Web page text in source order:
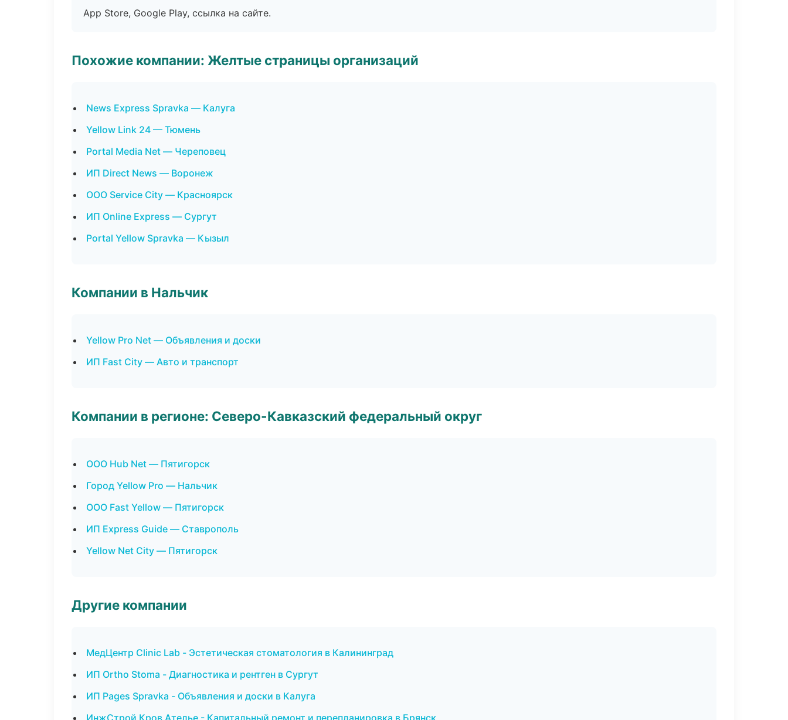
App Store, Google Play, ссылка на сайте.
Похожие компании: Желтые страницы организаций
News Express Spravka — Калуга
Yellow Link 24 — Тюмень
Portal Media Net — Череповец
ИП Direct News — Воронеж
ООО Service City — Красноярск
ИП Online Express — Сургут
Portal Yellow Spravka — Кызыл
Компании в Нальчик
Yellow Pro Net — Объявления и доски
ИП Fast City — Авто и транспорт
Компании в регионе: Северо-Кавказский федеральный округ
ООО Hub Net — Пятигорск
Город Yellow Pro — Нальчик
ООО Fast Yellow — Пятигорск
ИП Express Guide — Ставрополь
Yellow Net City — Пятигорск
Другие компании
МедЦентр Clinic Lab - Эстетическая стоматология в Калининград
ИП Ortho Stoma - Диагностика и рентген в Сургут
ИП Pages Spravka - Объявления и доски в Калуга
ИнжСтрой Кров Ателье - Капитальный ремонт и перепланировка в Брянск